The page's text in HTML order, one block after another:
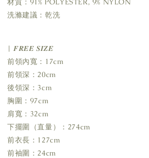
洗滌建議：乾洗
| 𝑭𝑹𝑬𝑬 𝑺𝑰𝒁𝑬
前領內寬：17cm
前領深：20cm
後領深：3cm
胸圍：97cm
肩寬：32cm
下擺圍（直量）：274cm
前衣長：127cm
前袖圍：24cm